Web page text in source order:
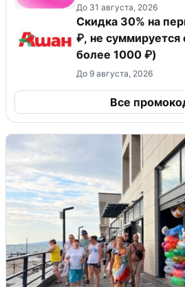
До 31 августа, 2026
Скидка 30% на
₽, не суммируется
более 1000 ₽)
До 9 августа, 2026
Все